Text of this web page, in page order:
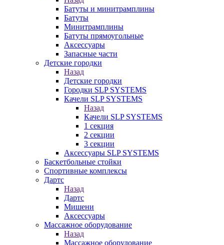
Батуты и минитрамплины
Батуты
Минитрамплины
Батуты прямоугольные
Аксессуары
Запасные части
Детские городки
Назад
Детские городки
Городки SLP SYSTEMS
Качели SLP SYSTEMS
Назад
Качели SLP SYSTEMS
1 секция
2 секции
3 секции
Аксессуары SLP SYSTEMS
Баскетбольные стойки
Спортивные комплексы
Дартс
Назад
Дартс
Мишени
Аксессуары
Массажное оборудование
Назад
Массажное оборудование